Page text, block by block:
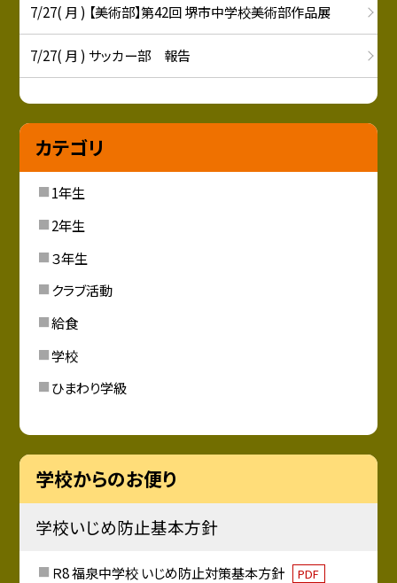
7/27( 月 ) 【美術部】第42回 堺市中学校美術部作品展
7/27( 月 ) サッカー部 報告
カテゴリ
1年生
2年生
３年生
クラブ活動
給食
学校
ひまわり学級
学校からのお便り
学校いじめ防止基本方針
Ｒ8 福泉中学校 いじめ防止対策基本方針 PDF